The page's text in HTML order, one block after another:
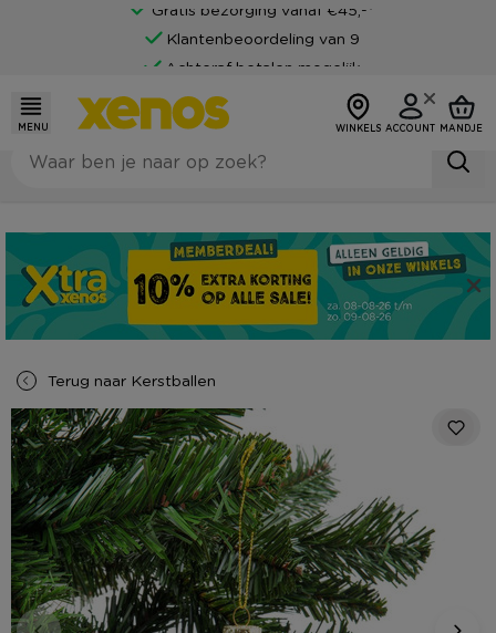
Gratis bezorging vanaf €45,-*
Klantenbeoordeling van 9
Achteraf betalen mogelijk
MENU WINKELS ACCOUNT MANDJE
Terug naar Kerstballen